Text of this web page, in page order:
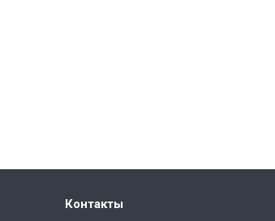
Контакты